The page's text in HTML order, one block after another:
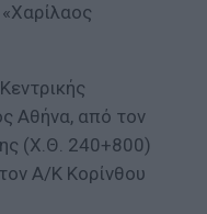
Αθήνα, από τον
(Χ.Θ. 240+800)
Α/Κ Κορίνθου